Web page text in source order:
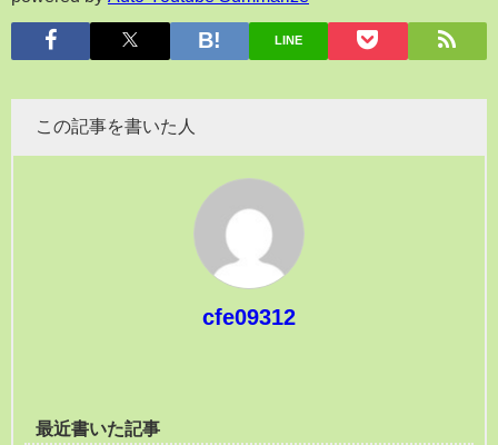
LINE
この記事を書いた人
cfe09312
最近書いた記事